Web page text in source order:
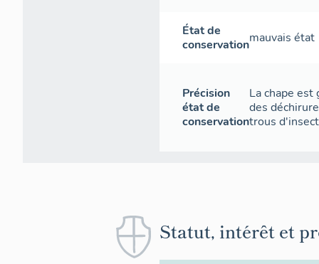
État de
conservationmauvais état
Précision
état de
conservation
La chape
des
trous
Statut, intérêt et